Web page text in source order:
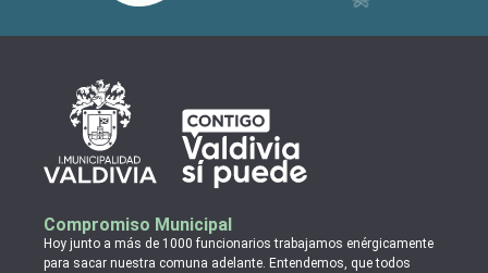
Compromiso Municipal
Hoy junto a más de 1000 funcionarios trabajamos enérgicamente
para sacar nuestra comuna adelante. Entendemos, que todos